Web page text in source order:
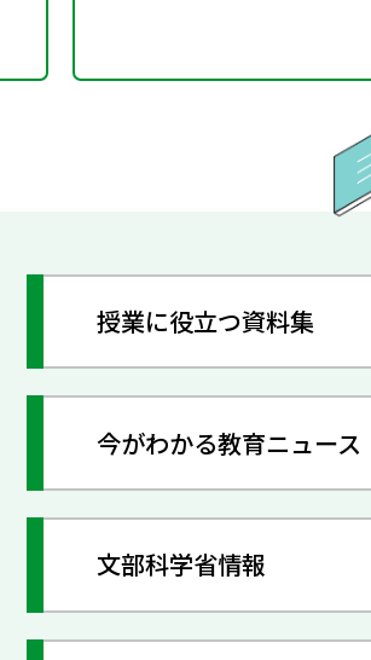
授業に役立つ資料集
今がわかる教育ニュース
文部科学省情報